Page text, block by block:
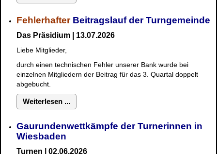
FehlerhafterBeitragslauf der Turngemeinde
Das Präsidium | 13.07.2026
Liebe Mitglieder,
durch einen technischen Fehler unserer Bank wurde bei
einzelnen Mitgliedern der Beitrag für das 3. Quartal doppelt
abgebucht.
Weiterlesen ...
Gaurundenwettkämpfe der Turnerinnen in
Wiesbaden
Turnen | 02.06.2026